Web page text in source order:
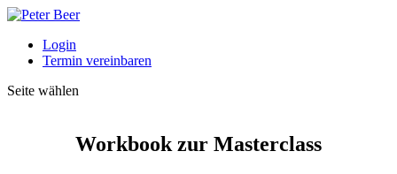
Login
Termin vereinbaren
Seite wählen
Workbook zur Masterclass